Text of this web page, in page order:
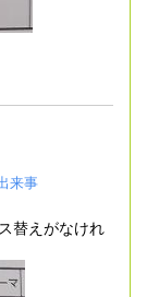
来事
替えがなけれ